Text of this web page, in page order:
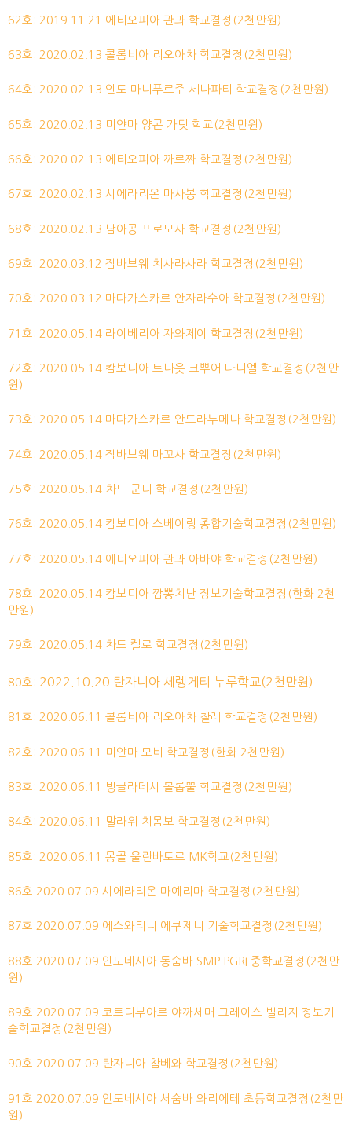
62호: 2019.11.21 에티오피아 관과 학교결정(2천만원)
63호: 2020.02.13 콜롬비아 리오아차 학교결정(2천만원)
64호: 2020.02.13 인도 마니푸르주 세나파티 학교결정(2천만원)
65호: 2020.02.13 미얀마 양곤 가딧 학교(2천만원)
66호: 2020.02.13 에티오피아 까르짜 학교결정(2천만원)
67호: 2020.02.13 시에라리온 마사봉 학교결정(2천만원)
68호: 2020.02.13 남아공 프로모사 학교결정(2천만원)
69호: 2020.03.12 짐바브웨 치사라사라 학교결정(2천만원)
70호: 2020.03.12 마다가스카르 안자라수아 학교결정(2천만원)
71호: 2020.05.14 라이베리아 자와제이 학교결정(2천만원)
72호: 2020.05.14 캄보디아 트나읏 크뿌어 다니엘 학교결정(2천만
원)
73호: 2020.05.14 마다가스카르 안드라누메나 학교결정(2천만원)
74호: 2020.05.14 짐바브웨 마꼬사 학교결정(2천만원)
75호: 2020.05.14 차드 군디 학교결정(2천만원)
76호: 2020.05.14 캄보디아 스베이링 종합기술학교결정(2천만원)
77호: 2020.05.14 에티오피아 관과 아바야 학교결정(2천만원)
78호: 2020.05.14 캄보디아 깜뽕치난 정보기술학교결정(한화 2천
만원)
79호: 2020.05.14 차드 켈로 학교결정(2천만원)
80호: 2022.10.20 탄자니아 세렝게티 누루학교(2천만원)
81호: 2020.06.11 콜롬비아 리오아차 찰레 학교결정(2천만원)
82호: 2020.06.11 미얀마 모비 학교결정(한화 2천만원)
83호: 2020.06.11 방글라데시 볼롭뿔 학교결정(2천만원)
84호: 2020.06.11 말라위 치몸보 학교결정(2천만원)
85호: 2020.06.11 몽골 울란바토르 MK학교(2천만원)
86호 2020.07.09 시에라리온 마예리마 학교결정(2천만원)
87호 2020.07.09 에스와티니 에쿠제니 기술학교결정(2천만원)
88호 2020.07.09 인도네시아 동숨바 SMP PGRI 중학교결정(2천만
원)
89호 2020.07.09 코트디부아르 야까세매 그레이스 빌리지 정보기
술학교결정(2천만원)
90호 2020.07.09 탄자니아 참베와 학교결정(2천만원)
91호 2020.07.09 인도네시아 서숨바 와리에테 초등학교결정(2천만
원)